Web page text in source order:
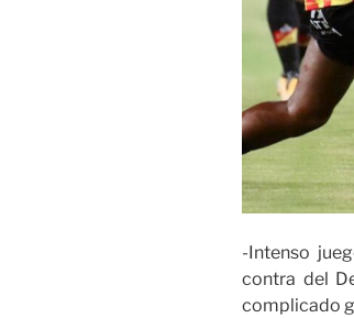
-Intenso
contra del
complicado